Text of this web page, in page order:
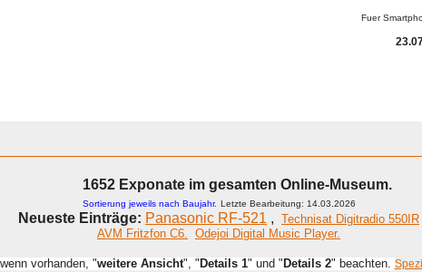
Fuer
1652 Exponate im gesamten Online-Museum.
Sortierung jeweils nach Baujahr. Letzte Bearbeitung: 14.03.2026
Neueste Einträge: Panasonic RF-521 , Technisat Digitradio 550IR
AVM Fritzfon C6. Odejoi Digital Music Player.
vorhanden, "weitere Ansicht", " Details 1" und " Details 2" beachten.